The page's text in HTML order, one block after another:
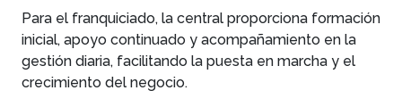
Para el franquiciado, la central proporciona formación
inicial, apoyo continuado y acompañamiento en la
gestión diaria, facilitando la puesta en marcha y el
crecimiento del negocio.